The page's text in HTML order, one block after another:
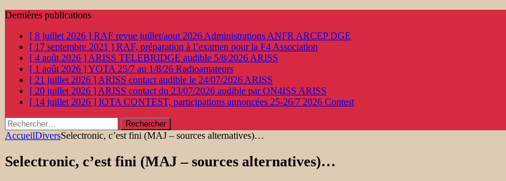
Dernières publications
[ 8 juillet 2026 ] RAF revue juillet/aout 2026 Administrations ANFR ARCEP DGE
[ 17 septembre 2021 ] RAF, préparation à l’examen pour la F4 Association
[ 4 août 2026 ] ARISS TELEBRIDGE audible 5/8/2026 ARISS
[ 1 août 2026 ]YOTA 25/7 au 1/8/26 Radioamateurs
[ 21 juillet 2026 ] ARISS contact audible le 24/07/2026 ARISS
[ 20 juillet 2026 ] ARISS contact du 23/07/2026 audible par ON4ISS ARISS
[ 14 juillet 2026 ] IOTA CONTEST, participations annoncées 25-26/7 2026 Contest
Rechercher :
AccueilDiversSelectronic, c’est fini (MAJ – sources alternatives)…
Selectronic, c’est fini (MAJ – sources alternatives)…